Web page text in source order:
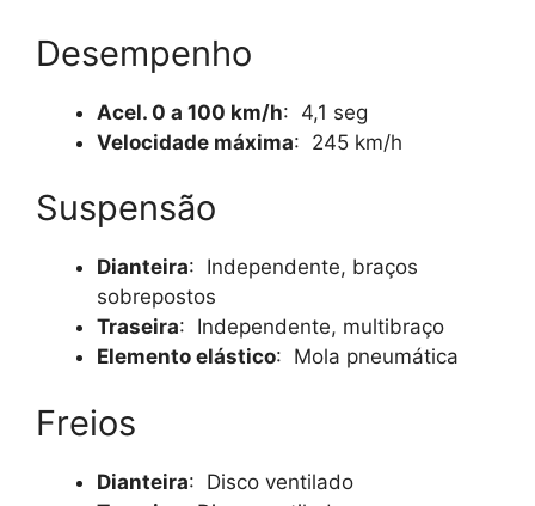
Desempenho
Acel. 0 a 100 km/h: 4,1 seg
Velocidade máxima: 245 km/h
Suspensão
Dianteira: Independente, braços
sobrepostos
Traseira: Independente, multibraço
Elemento elástico: Mola pneumática
Freios
Dianteira: Disco ventilado